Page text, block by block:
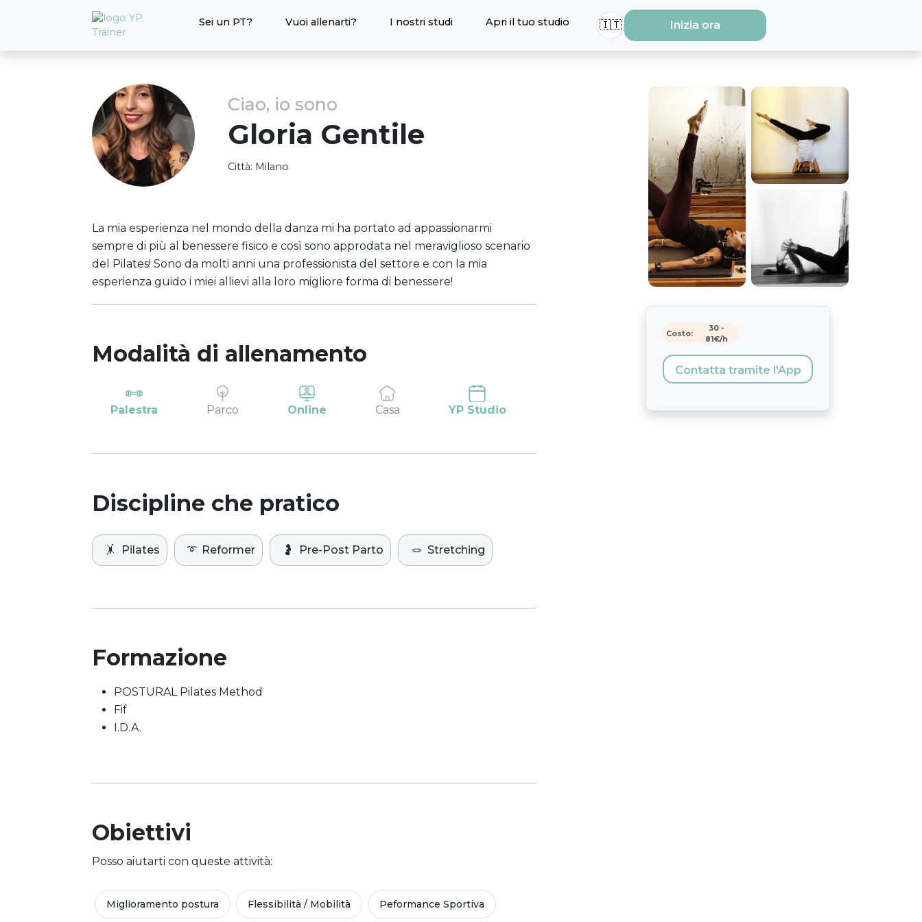
Sei un PT? Vuoi allenarti? I nostri studi Apri il tuo studio 🇮🇹 Inizia ora
Ciao, io sono
Gloria Gentile
Città: Milano
La mia esperienza nel mondo della danza mi ha portato ad appassionarmi
sempre di più al benessere fisico e così sono approdata nel meraviglioso scenario
del Pilates! Sono da molti anni una professionista del settore e con la mia
esperienza guido i miei allievi alla loro migliore forma di benessere!
Modalità di allenamento
Palestra Parco Online Casa YP Studio
Discipline che pratico
🤸 Pilates ➰ Reformer 🤰 Pre-Post Parto 🪢 Stretching
Formazione
POSTURAL Pilates Method
Fif
I.D.A.
Obiettivi
Posso aiutarti con queste attività:
Miglioramento postura Flessibilità / Mobilità Peformance Sportiva
Costo:
30-
81€/h
Contatta tramite l'App